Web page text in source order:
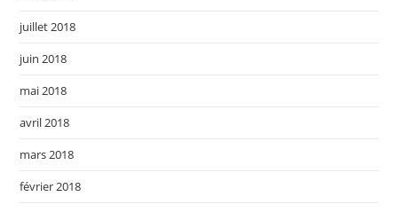
juillet 2018
juin 2018
mai 2018
avril 2018
mars 2018
février 2018